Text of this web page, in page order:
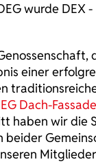
wurde DEX -
einer
Dach-
haben wir die
beider